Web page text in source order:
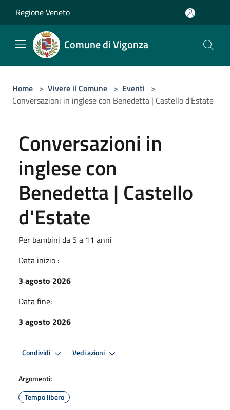
Regione Veneto
Comune di Vigonza
Home > Vivere il Comune > Eventi >
Conversazioni in inglese con Benedetta | Castello d'Estate
Conversazioni in
inglese con
Benedetta | Castello
d'Estate
Per bambini da 5 a 11 anni
Data inizio :
3 agosto 2026
Data fine:
3 agosto 2026
Condividi Vedi azioni
Argomenti:
Tempo libero